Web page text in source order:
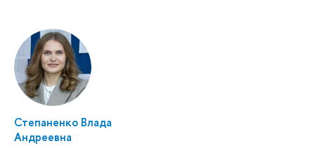
Степаненко Влада
Андреевна